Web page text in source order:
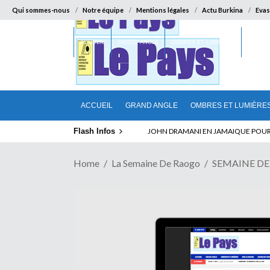
Qui sommes-nous Notre équipe Mentions légales Actu Burkina
ACCUEIL GRAND ANGLE OMBRES ET
ACCUEIL GRAND ANGLE OMBRES ET LUMIÈRES
Flash Infos JOHN DRAMANI EN JAMAIQUE
ELECTION DE TALON A LA TETE
Home La Semaine De Raogo SEMAINE